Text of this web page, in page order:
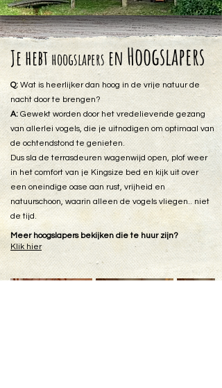
Je hebthoogslapers enHoogslapers
Q: Wat is heerlijker dan hoog in de vrije natuur de
nacht door te brengen?
A: Gewekt worden door het vredelievende gezang
van allerlei vogels, die je uitnodigen om optimaal van
de ochtendstond te genieten.
Dus sla de terrasdeuren wagenwijd open, plof weer
in het comfort van je Kingsize bed en kijk uit over
een oneindige oase aan rust, vrijheid en
natuurschoon, waarin alleen de vogels vliegen.. niet
de tijd.
Meer hoogslapers bekijken die te huur zijn?
Klik hier